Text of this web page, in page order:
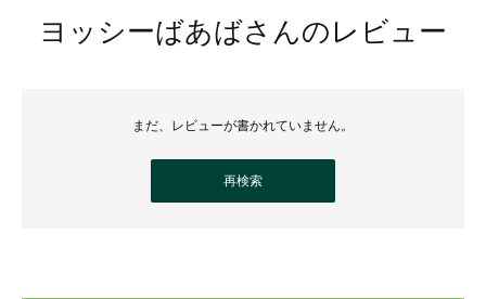
ヨッシーばあばさんのレビュー
まだ、レビューが書かれていません。
再検索